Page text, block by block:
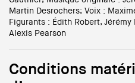
Martin Desrochers; Voix :
Figurants : Édith Robert,
Alexis Pearson
Conditions